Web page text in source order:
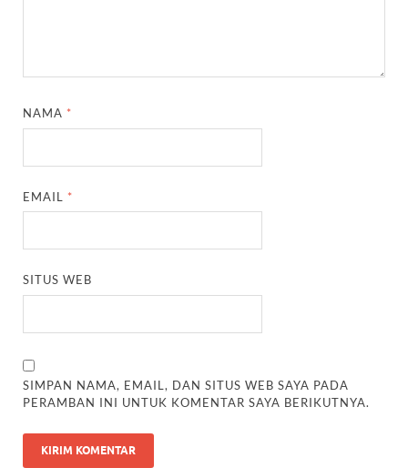
NAMA *
EMAIL *
SITUS WEB
SIMPAN NAMA, EMAIL, DAN SITUS WEB SAYA PADA
PERAMBAN INI UNTUK KOMENTAR SAYA BERIKUTNYA.